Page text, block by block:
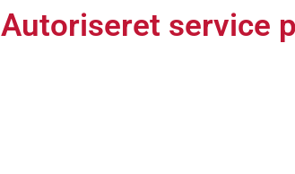
Autoriseret service